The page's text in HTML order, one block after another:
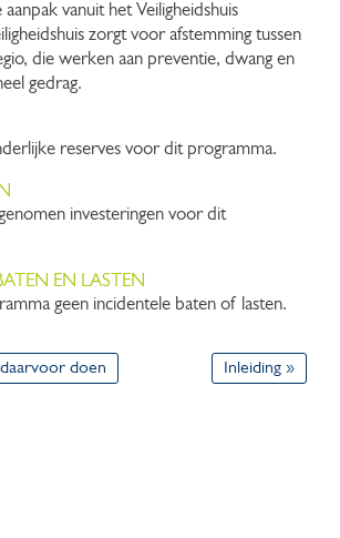
vanuit het Veiligheidshuis
zorgt voor afstemming tussen
die werken aan preventie, dwang en
gedrag.
reserves voor dit programma.
investeringen voor dit
EN LASTEN
geen incidentele baten of lasten.
doen Inleiding »